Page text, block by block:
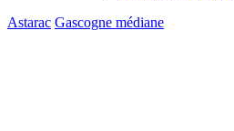
Astarac Gascogne médiane